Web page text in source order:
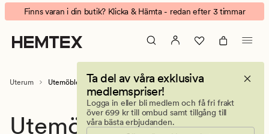
Utemöbler
Stolar,
Bord
Loungestol
Animerad
banner.
Klicka
på
för
Finns varan i din butik? Klicka & Hämta - redan efter 3 timmar
Ta del av våra exklusiva
medlemspriser!
Logga in eller bli medlem och få fri frakt
över 699 kr till ombud samt tillgång till
våra bästa erbjudanden.
Uterum Utemöbler & trädgårdsmöbler
Utemöbler &